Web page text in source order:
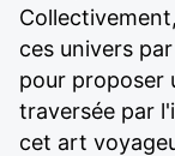
ces univers
pour proposer
traversée par
cet art